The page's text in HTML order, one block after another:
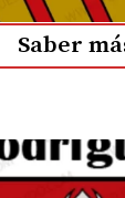
Saber